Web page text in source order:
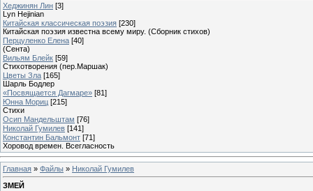
Хеджинян Лин [3]
Lyn Hejinian
Китайская классическая поэзия [230]
Китайская поэзия известна всему миру. (Сборник стихов)
Перцуленко Елена [40]
(Сента)
Вильям Блейк [59]
Стихотворения (пер.Маршак)
Цветы Зла [165]
Шарль Бодлер
«Посвящается Дагмаре» [81]
Юнна Мориц [215]
Стихи
Осип Мандельштам [76]
Николай Гумилев [141]
Константин Бальмонт [71]
Хоровод времен. Всегласность
Главная » Файлы » Николай Гумилев
ЗМЕЙ